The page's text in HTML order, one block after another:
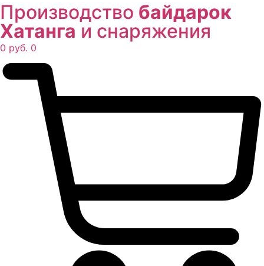
Производство байдарок
Хатанга и снаряжения
0 руб. 0